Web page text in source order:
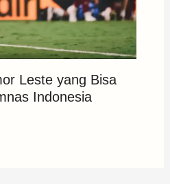
Leste yang Bisa
Indonesia